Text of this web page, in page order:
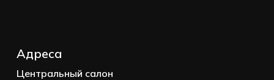
Адреса
Центральный салон